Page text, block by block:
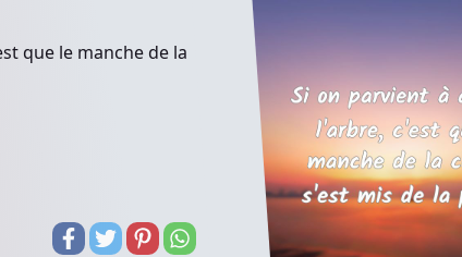
que le manche de la